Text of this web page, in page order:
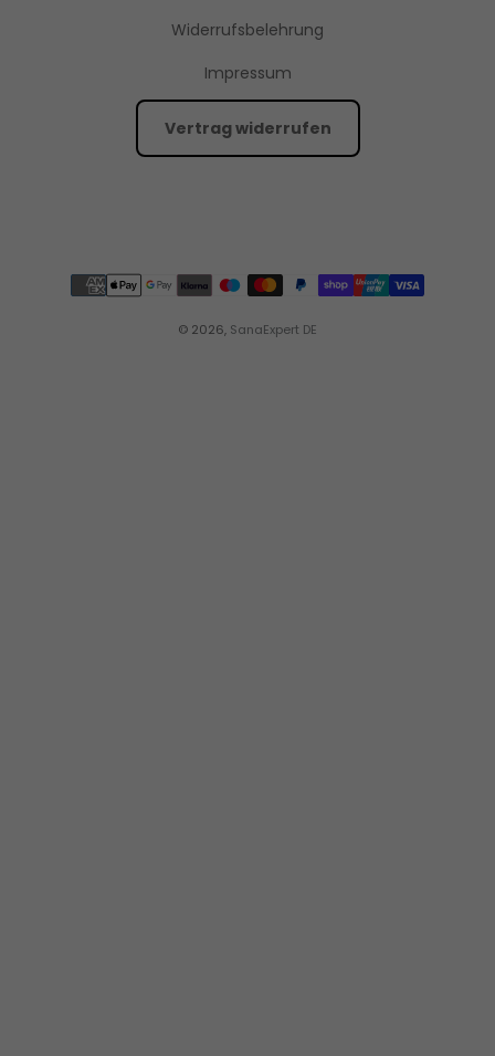
Widerrufsbelehrung
Impressum
Vertrag widerrufen
© 2026, SanaExpert DE